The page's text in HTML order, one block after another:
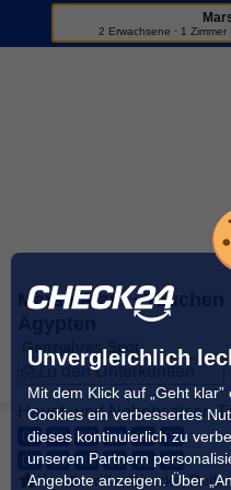
Unvergleichlich
Mit dem Klick auf „Geht
Cookies ein verbessertes
dieses kontinuierlich zu
unseren Partnern
Angebote anzeigen. Über
2 Erwachsene · 1
Marsa Alam · Tauchen
Ganzjahres-Spot
Zu den Unterkünften
Haupt- und Nebensaison
01 02 03 04 05
06
07
08 09 10 11
12
Korallenriffe, Wracks,